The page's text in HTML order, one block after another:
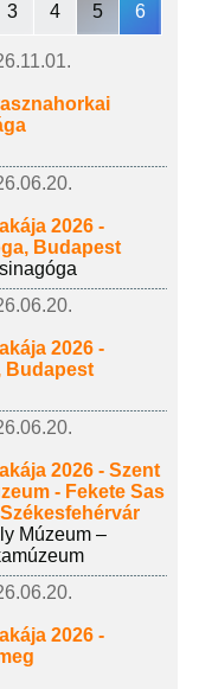
3 4 5 6
2026 -
Budapest
2026 -
Budapest
2026 - Szent
- Fekete Sas
Múzeum –
2026 -